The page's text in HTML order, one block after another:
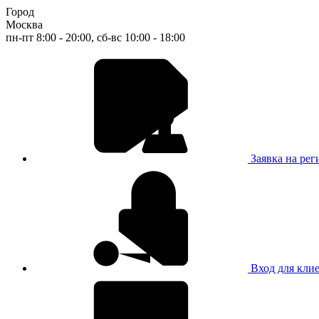
Город
Москва
пн-пт 8:00 - 20:00, сб-вс 10:00 - 18:00
Заявка на
Вход для